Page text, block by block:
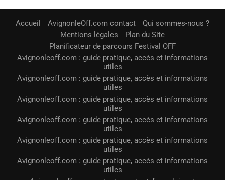
Accueil AvignonleOff.com contact
Qui sommes-nous ?
Mentions légales
Plan du Site
Planificateur de parcours Festival OFF
Avignonleoff.com : guide pratique, accès et informations
utiles
Avignonleoff.com : guide pratique, accès et informations
utiles
Avignonleoff.com : guide pratique, accès et informations
utiles
Avignonleoff.com : guide pratique, accès et informations
utiles
Avignonleoff.com : guide pratique, accès et informations
utiles
Avignonleoff.com : guide pratique, accès et informations
utiles